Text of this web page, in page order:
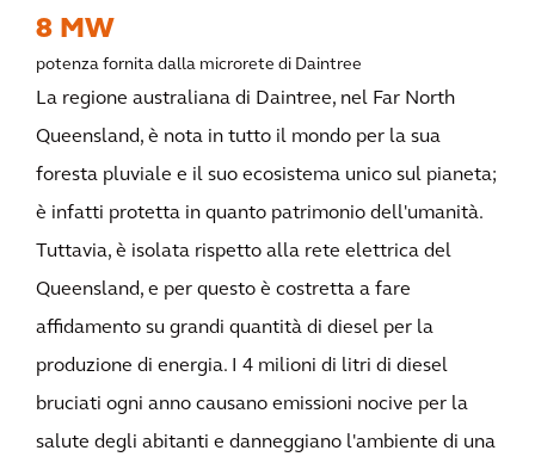
8 MW
potenza fornita dalla microrete di Daintree
La regione australiana di Daintree, nel Far North
Queensland, è nota in tutto il mondo per la sua
foresta pluviale e il suo ecosistema unico sul pianeta;
è infatti protetta in quanto patrimonio dell'umanità.
Tuttavia, è isolata rispetto alla rete elettrica del
Queensland, e per questo è costretta a fare
affidamento su grandi quantità di diesel per la
produzione di energia. I 4 milioni di litri di diesel
bruciati ogni anno causano emissioni nocive per la
salute degli abitanti e danneggiano l'ambiente di una